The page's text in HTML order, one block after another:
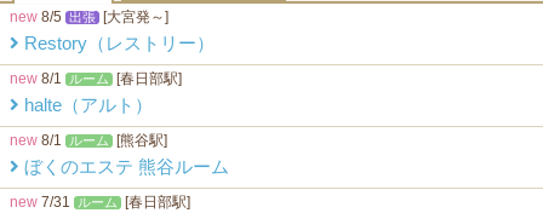
new 8/5 出張 [大宮発～]
Restory（レストリー）
new 8/1 ルーム [春日部駅]
halte（アルト）
new 8/1 ルーム [熊谷駅]
ぼくのエステ 熊谷ルーム
new 7/31 ルーム [春日部駅]